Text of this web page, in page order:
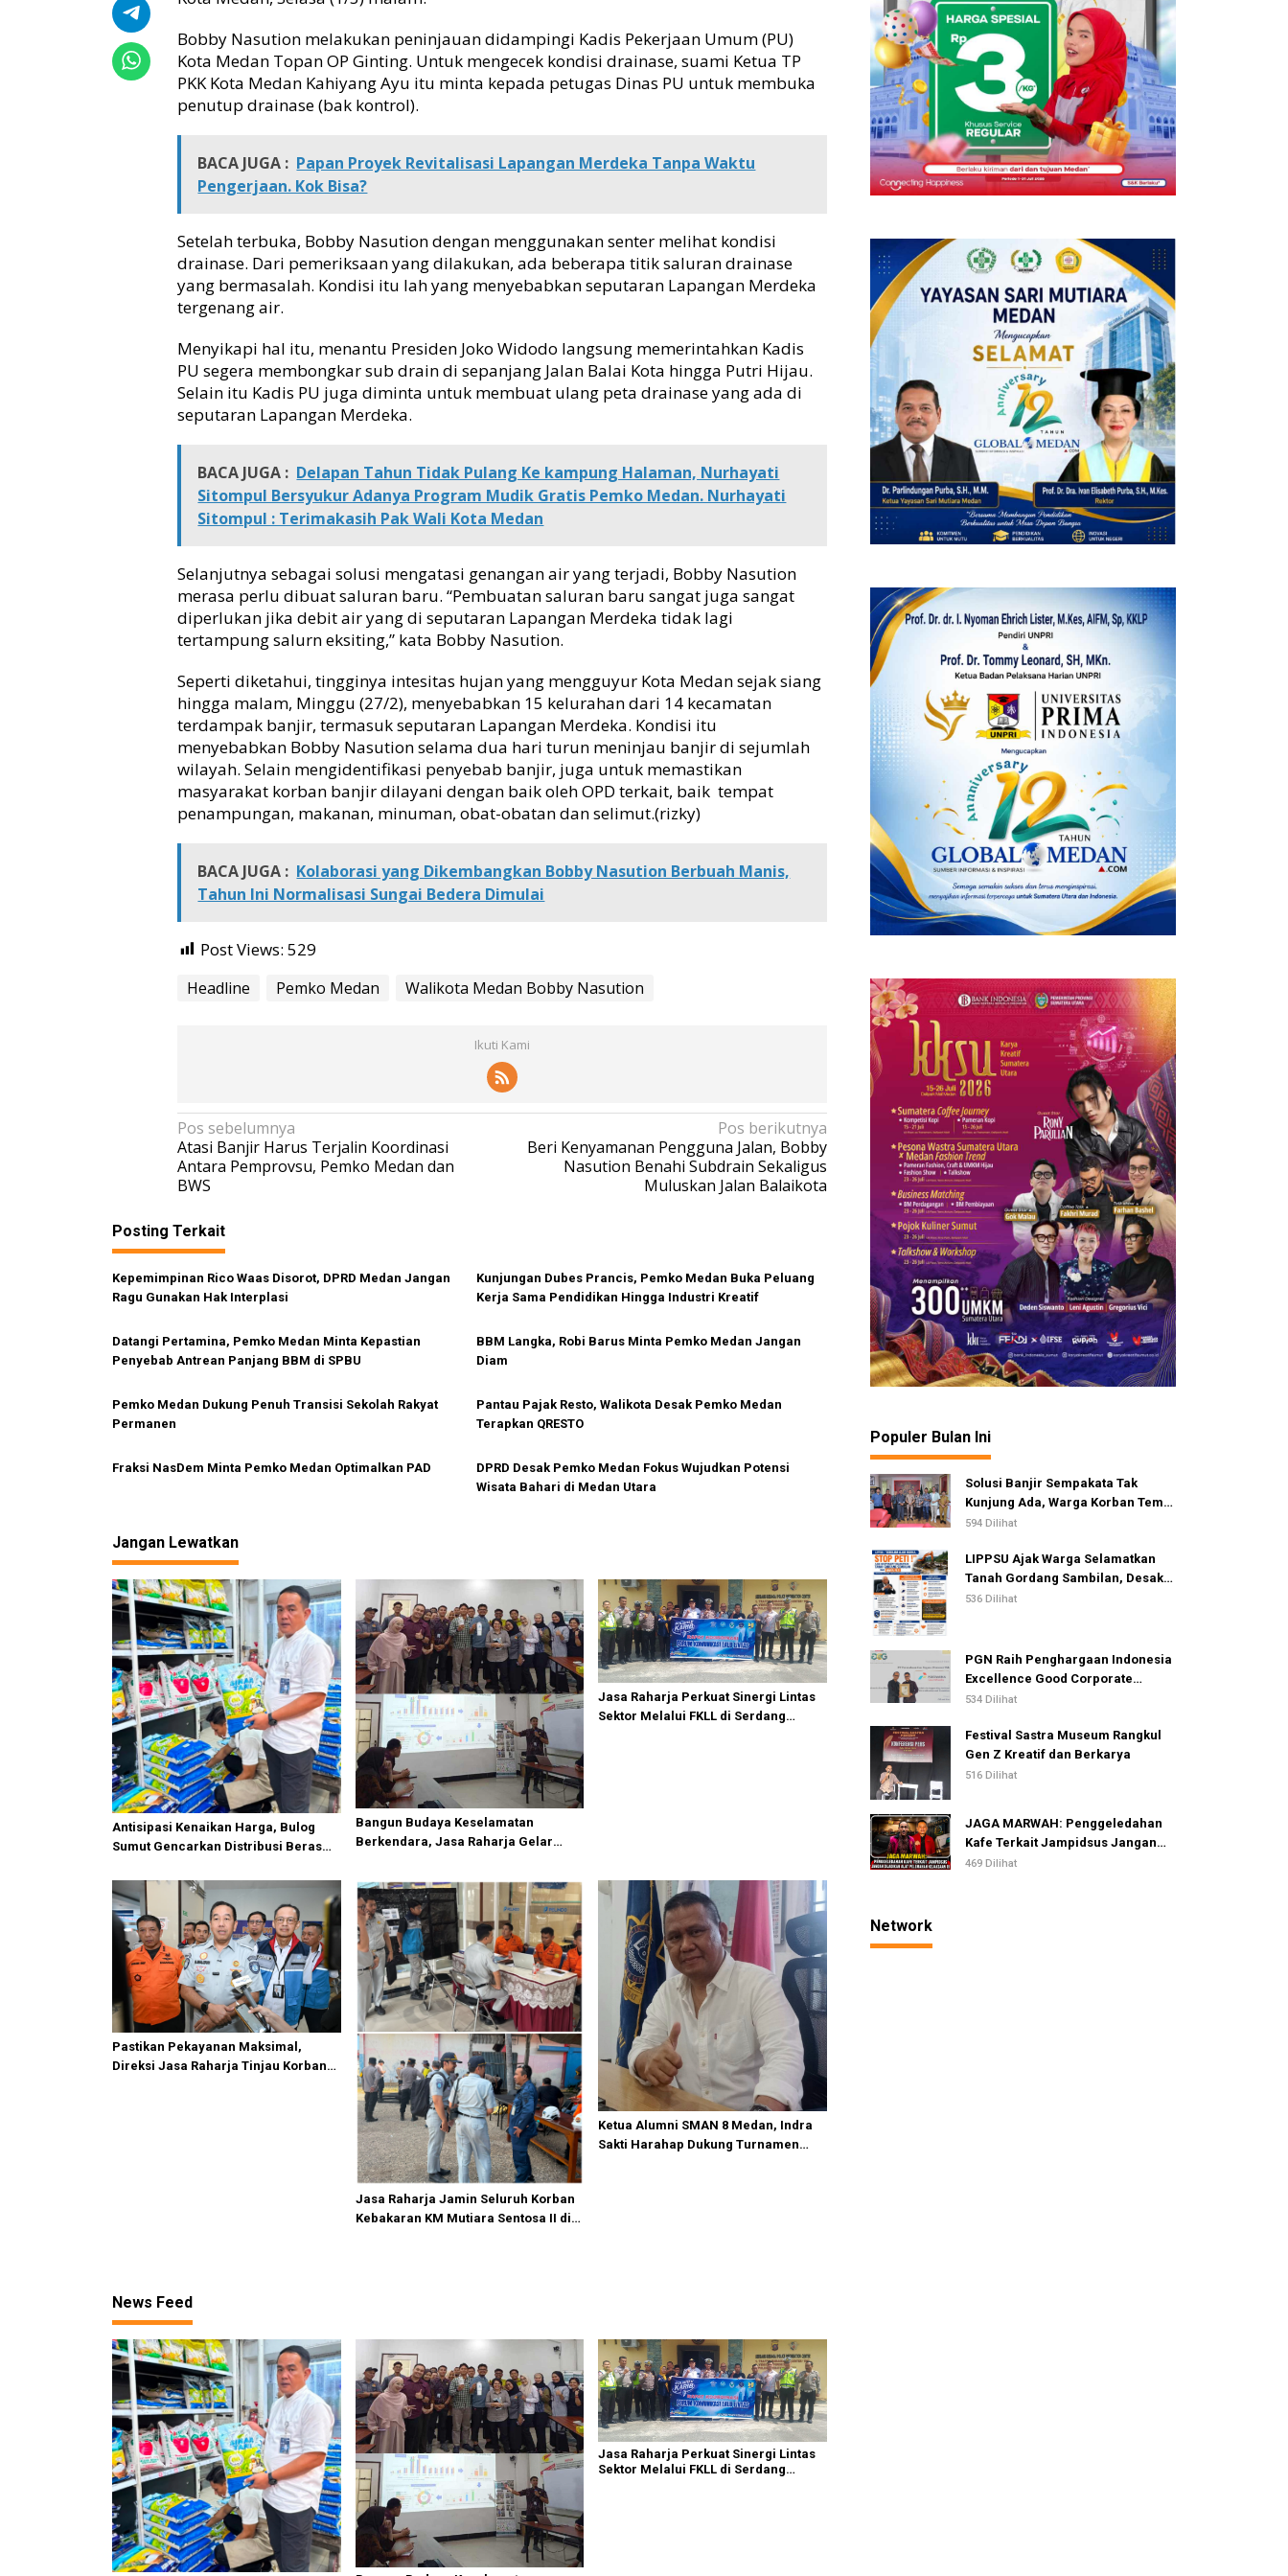
e
u
t
a
r
L
p
n
a
n
M
r
d
e
k
B
b
b
a
s
u
t
o
M
i
n
t
a
S
D
r
a
n
a
a
i
K
o
P
u
r
i
D
i
b
o
n
g
k
a
r
Bobby Nasution melakukan peninjauan didampingi Kadis Pekerjaan Umum (PU)
Kota Medan Topan OP Ginting. Untuk mengecek kondisi drainase, suami Ketua TP
PKK Kota Medan Kahiyang Ayu itu minta kepada petugas Dinas PU untuk membuka
penutup drainase (bak kontrol).
BACA JUGA : Papan Proyek Revitalisasi Lapangan Merdeka Tanpa Waktu
Pengerjaan. Kok Bisa?
Setelah terbuka, Bobby Nasution dengan menggunakan senter melihat kondisi
drainase. Dari pemeriksaan yang dilakukan, ada beberapa titik saluran drainase
yang bermasalah. Kondisi itu lah yang menyebabkan seputaran Lapangan Merdeka
tergenang air.
Menyikapi hal itu, menantu Presiden Joko Widodo langsung memerintahkan Kadis
PU segera membongkar sub drain di sepanjang Jalan Balai Kota hingga Putri Hijau.
Selain itu Kadis PU juga diminta untuk membuat ulang peta drainase yang ada di
seputaran Lapangan Merdeka.
BACA JUGA : Delapan Tahun Tidak Pulang Ke kampung Halaman, Nurhayati
Sitompul Bersyukur Adanya Program Mudik Gratis Pemko Medan. Nurhayati
Sitompul : Terimakasih Pak Wali Kota Medan
Selanjutnya sebagai solusi mengatasi genangan air yang terjadi, Bobby Nasution
merasa perlu dibuat saluran baru. “Pembuatan saluran baru sangat juga sangat
diperlukan jika debit air yang di seputaran Lapangan Merdeka tidak lagi
tertampung salurn eksiting,” kata Bobby Nasution.
Seperti diketahui, tingginya intesitas hujan yang mengguyur Kota Medan sejak siang
hingga malam, Minggu (27/2), menyebabkan 15 kelurahan dari 14 kecamatan
terdampak banjir, termasuk seputaran Lapangan Merdeka. Kondisi itu
menyebabkan Bobby Nasution selama dua hari turun meninjau banjir di sejumlah
wilayah. Selain mengidentifikasi penyebab banjir, juga untuk memastikan
masyarakat korban banjir dilayani dengan baik oleh OPD terkait, baik tempat
penampungan, makanan, minuman, obat-obatan dan selimut.(rizky)
BACA JUGA : Kolaborasi yang Dikembangkan Bobby Nasution Berbuah Manis,
Tahun Ini Normalisasi Sungai Bedera Dimulai
Post Views: 529
Headline Pemko Medan Walikota Medan Bobby Nasution
Ikuti Kami
N
a
v
g
a
s
p
o
s
Pos sebelumnya
Atasi Banjir Harus Terjalin Koordinasi
Antara Pemprovsu, Pemko Medan dan
BWS
Pos berikutnya
Beri Kenyamanan Pengguna Jalan, Bobby
Nasution Benahi Subdrain Sekaligus
Muluskan Jalan Balaikota
Posting Terkait
Kepemimpinan Rico Waas Disorot, DPRD Medan Jangan
Ragu Gunakan Hak Interplasi
Kunjungan Dubes Prancis, Pemko Medan Buka Peluang
Kerja Sama Pendidikan Hingga Industri Kreatif
Datangi Pertamina, Pemko Medan Minta Kepastian
Penyebab Antrean Panjang BBM di SPBU
BBM Langka, Robi Barus Minta Pemko Medan Jangan
Diam
Pemko Medan Dukung Penuh Transisi Sekolah Rakyat
Permanen
Pantau Pajak Resto, Walikota Desak Pemko Medan
Terapkan QRESTO
Fraksi NasDem Minta Pemko Medan Optimalkan PAD
DPRD Desak Pemko Medan Fokus Wujudkan Potensi
Wisata Bahari di Medan Utara
Jangan Lewatkan
Antisipasi Kenaikan Harga, Bulog
Sumut Gencarkan Distribusi Beras
Bangun Budaya Keselamatan
Berkendara, Jasa Raharja Gelar
Industri
Jasa Raharja Perkuat Sinergi Lintas
Sektor Melalui FKLL di Serdang
Pastikan Pekayanan Maksimal,
Direksi Jasa Raharja Tinjau Korban
Jasa Raharja Jamin Seluruh Korban
Kebakaran KM Mutiara Sentosa II di
Ketua Alumni SMAN 8 Medan, Indra
Sakti Harahap Dukung Turnamen
News Feed
Jasa Raharja Perkuat Sinergi Lintas
Sektor Melalui FKLL di Serdang
Populer Bulan Ini
Solusi Banjir Sempakata Tak
Kunjung Ada, Warga Korban Temui
Ketua DPRD Kota Medan
594 Dilihat
LIPPSU Ajak Warga Selamatkan
Tanah Gordang Sambilan, Desak
Perang Total Melawan Mafia PETI
536 Dilihat
PGN Raih Penghargaan Indonesia
Excellence Good Corporate
Governance Awards 2026
534 Dilihat
Festival Sastra Museum Rangkul
Gen Z Kreatif dan Berkarya
516 Dilihat
JAGA MARWAH: Penggeledahan
Kafe Terkait Jampidsus Jangan
Dijadikan Alat Pelemahan
469 Dilihat
Network